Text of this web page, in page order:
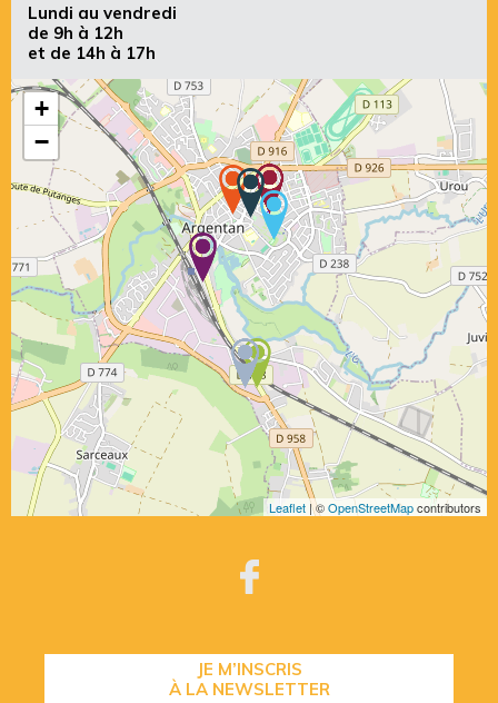
Lundi au vendredi
de 9h à 12h
et de 14h à 17h
+
−
Leaflet | ©OpenStreetMapcontributors
JE M’INSCRIS
À LA NEWSLETTER